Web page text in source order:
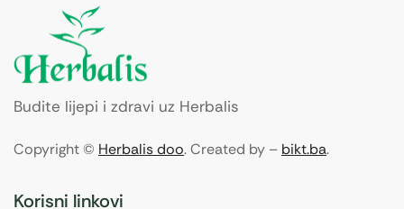
Budite lijepi i zdravi uz Herbalis
Copyright © Herbalis doo. Created by – bikt.ba.
Korisni linkovi